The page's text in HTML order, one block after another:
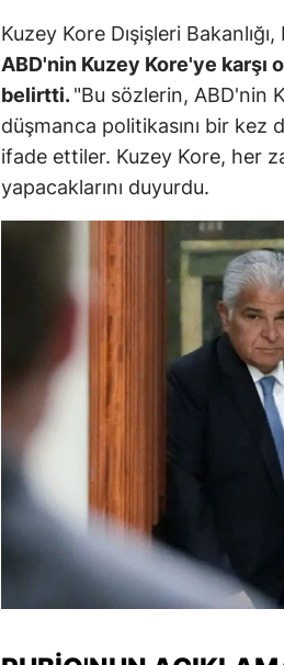
Kuzey Kore Dışişleri
ABD'nin Kuzey Kore'ye
belirtti."Bu sözlerin, ABD'nin
düşmanca politikasını bir kez
ifade ettiler. Kuzey Kore, her
yapacaklarını duyurdu.